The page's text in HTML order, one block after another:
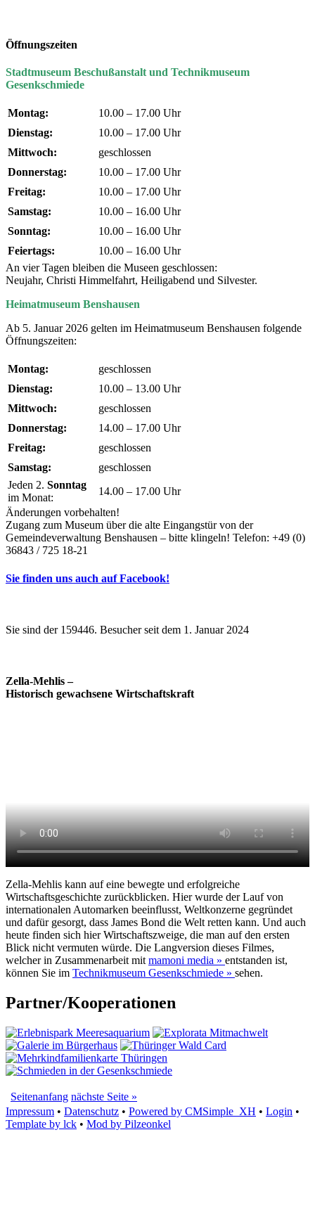
Öffnungszeiten
Stadtmuseum Beschußanstalt und Technikmuseum
Gesenkschmiede
Montag:
10.00 – 17.00 Uhr
Dienstag:
10.00 – 17.00 Uhr
Mittwoch:
geschlossen
Donnerstag:
10.00 – 17.00 Uhr
Freitag:
10.00 – 17.00 Uhr
Samstag:
10.00 – 16.00 Uhr
Sonntag:
10.00 – 16.00 Uhr
Feiertags:
10.00 – 16.00 Uhr
An vier Tagen bleiben die Museen geschlossen:
Neujahr, Christi Himmelfahrt, Heiligabend und Silvester.
Heimatmuseum Benshausen
Ab 5. Januar 2026 gelten im Heimatmuseum Benshausen folgende
Öffnungszeiten:
Montag:
geschlossen
Dienstag:
10.00 – 13.00 Uhr
Mittwoch:
geschlossen
Donnerstag:
14.00 – 17.00 Uhr
Freitag:
geschlossen
Samstag:
geschlossen
Jeden 2. Sonntag
im Monat:
14.00 – 17.00 Uhr
Änderungen vorbehalten!
Zugang zum Museum über die alte Eingangstür von der
Gemeindeverwaltung Benshausen – bitte klingeln! Telefon: +49 (0)
36843 / 725 18-21
Sie finden uns auch auf Facebook!
Sie sind der 159446. Besucher seit dem 1. Januar 2024
Zella-Mehlis –
Historisch gewachsene Wirtschaftskraft
Zella-Mehlis kann auf eine bewegte und erfolgreiche
Wirtschaftsgeschichte zurückblicken. Hier wurde der Lauf von
internationalen Automarken beeinflusst, Weltkonzerne gegründet
und dafür gesorgt, dass James Bond die Welt retten kann. Und auch
heute finden sich hier Wirtschaftszweige, die man auf den ersten
Blick nicht vermuten würde. Die Langversion dieses Filmes,
welcher in Zusammenarbeit mit mamoni media » entstanden ist,
können Sie im Technikmuseum Gesenkschmiede » sehen.
Partner/Kooperationen
Seitenanfang nächste Seite »
Impressum • Datenschutz • Powered by CMSimple_XH • Login •
Template by lck • Mod by Pilzeonkel